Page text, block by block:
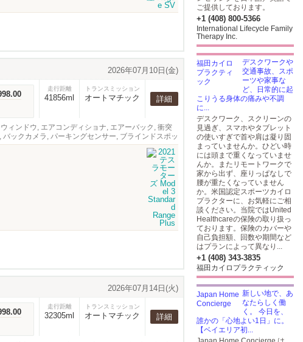
2026年07月10日(金)
走行距離
41856ml
トランスミッション
オートマチック 詳細
ィンドウ, エアコンディショナ, エアーバック, 衝突
ックカメラ, パーキングセンサー, ブラインドスポッ
ゲーション, サンルーフ, 内装革張り
2026年07月14日(火)
走行距離
32305ml
トランスミッション
オートマチック 詳細
ご提供しております。
+1 (408) 800-5366
International Lifecycle Family
Therapy Inc.
デスクワークや
交通事故、スポ
ーツや家事な
ど、日常的に起
こりうる身体の痛みや不調
に...
デスクワーク、スクリーンの
見過ぎ、スマホやタブレット
の使いすぎで首や肩は凝り固
まっていませんか。ひどい時
には頭まで重くなっていませ
んか。またリモートワークで
家から出ず、座りっぱなしで
腰が重たくなっていません
か。米国認定スポーツカイロ
プラクターに、お気軽にご相
談ください。当院ではUnited
Healthcareの保険の取り扱っ
ております。保険のカバーや
自己負担額、回数や期間など
はプランによって異なり...
+1 (408) 343-3835
福田カイロプラクティック
新しい地で、あ
なたらしく働
く。 今日を、
誰かの「心地よい1日」に。
【ベイエリア初...